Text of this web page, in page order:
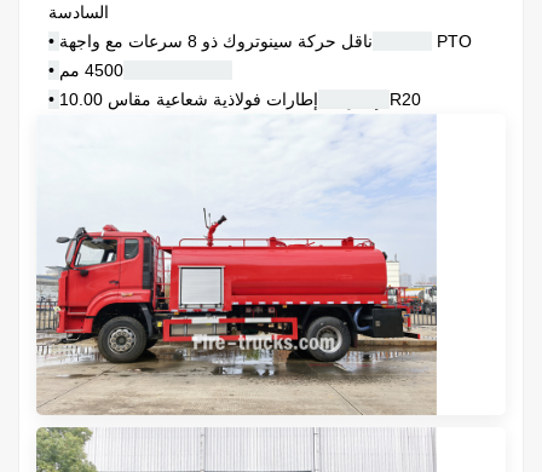
السادسة
ناقل حركة سينوتروك ذو 8 سرعات مع واجهة PTO
4500 مم
إطارات فولاذية شعاعية مقاس 10.00R20